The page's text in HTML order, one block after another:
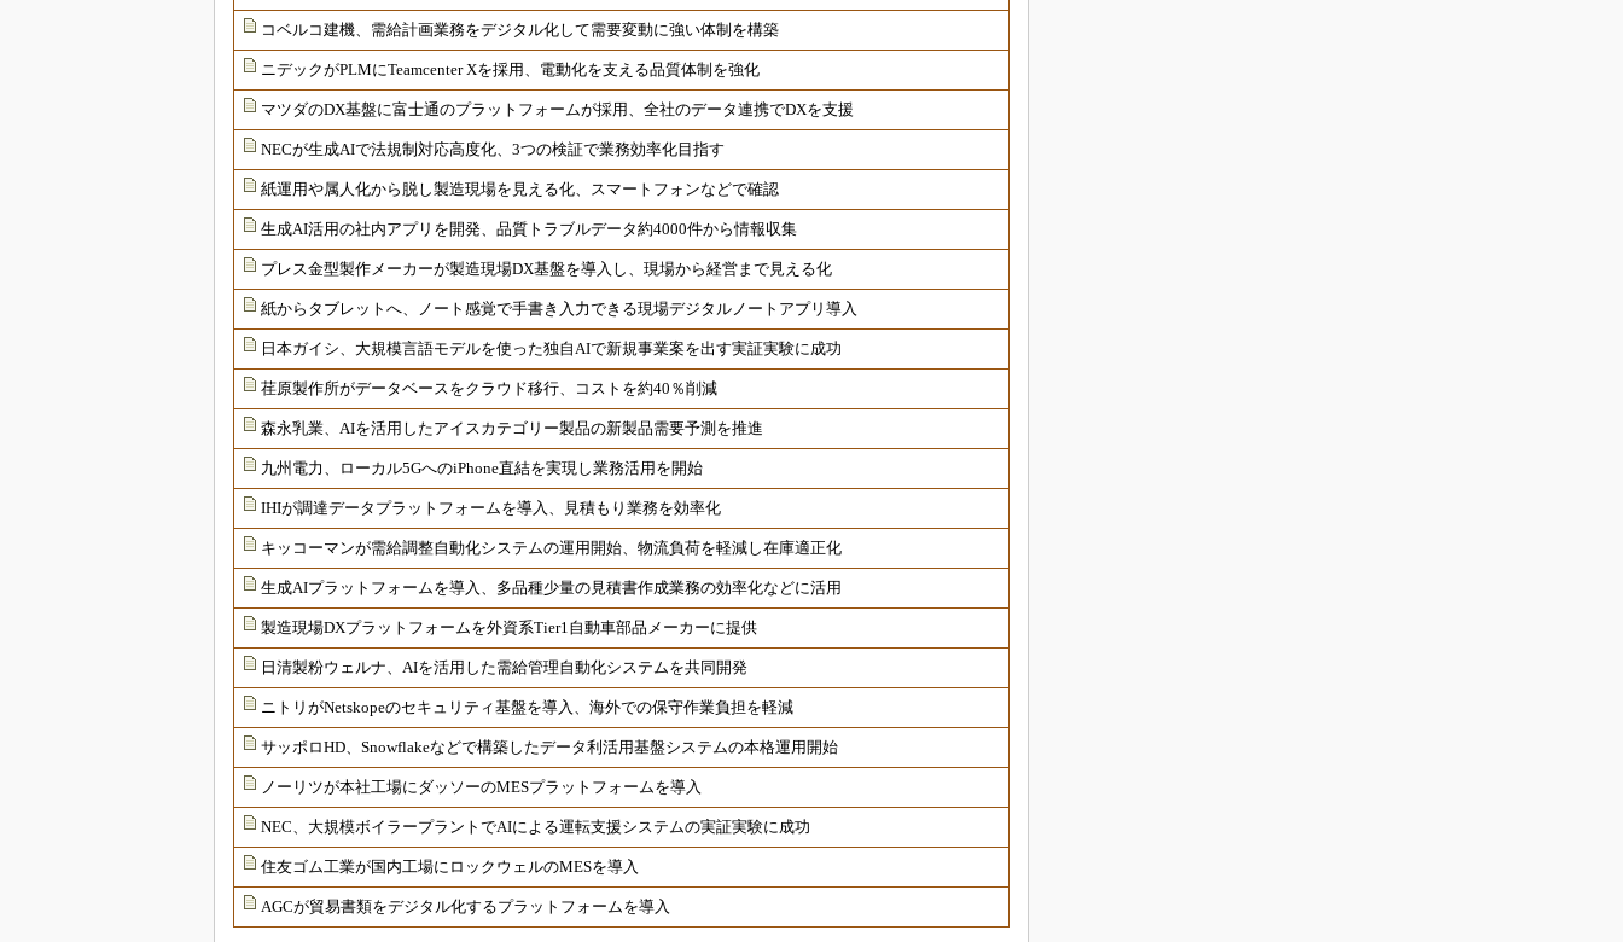
コベルコ建機、需給計画業務をデジタル化して需要変動に強い体制を構築
ニデックがPLMにTeamcenter Xを採用、電動化を支える品質体制を強化
マツダのDX基盤に富士通のプラットフォームが採用、全社のデータ連携でDXを支援
NECが生成AIで法規制対応高度化、3つの検証で業務効率化目指す
紙運用や属人化から脱し製造現場を見える化、スマートフォンなどで確認
生成AI活用の社内アプリを開発、品質トラブルデータ約4000件から情報収集
プレス金型製作メーカーが製造現場DX基盤を導入し、現場から経営まで見える化
紙からタブレットへ、ノート感覚で手書き入力できる現場デジタルノートアプリ導入
日本ガイシ、大規模言語モデルを使った独自AIで新規事業案を出す実証実験に成功
荏原製作所がデータベースをクラウド移行、コストを約40％削減
森永乳業、AIを活用したアイスカテゴリー製品の新製品需要予測を推進
九州電力、ローカル5GへのiPhone直結を実現し業務活用を開始
IHIが調達データプラットフォームを導入、見積もり業務を効率化
キッコーマンが需給調整自動化システムの運用開始、物流負荷を軽減し在庫適正化
生成AIプラットフォームを導入、多品種少量の見積書作成業務の効率化などに活用
製造現場DXプラットフォームを外資系Tier1自動車部品メーカーに提供
日清製粉ウェルナ、AIを活用した需給管理自動化システムを共同開発
ニトリがNetskopeのセキュリティ基盤を導入、海外での保守作業負担を軽減
サッポロHD、Snowflakeなどで構築したデータ利活用基盤システムの本格運用開始
ノーリツが本社工場にダッソーのMESプラットフォームを導入
NEC、大規模ボイラープラントでAIによる運転支援システムの実証実験に成功
住友ゴム工業が国内工場にロックウェルのMESを導入
AGCが貿易書類をデジタル化するプラットフォームを導入